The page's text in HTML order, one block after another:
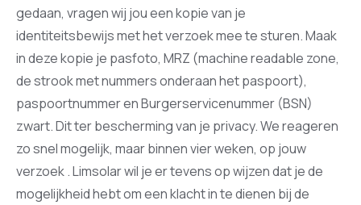
gedaan, vragen wij jou een kopie van je
identiteitsbewijs met het verzoek mee te sturen. Maak
in deze kopie je pasfoto, MRZ (machine readable zone,
de strook met nummers onderaan het paspoort),
paspoortnummer en Burgerservicenummer (BSN)
zwart. Dit ter bescherming van je privacy. We reageren
zo snel mogelijk, maar binnen vier weken, op jouw
verzoek . Limsolar wil je er tevens op wijzen dat je de
mogelijkheid hebt om een klacht in te dienen bij de